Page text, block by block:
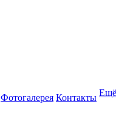
Фотогалерея Контакты Ещё